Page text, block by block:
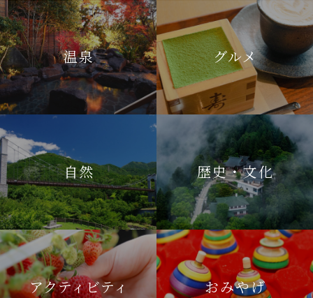
温泉 グルメ
自然 歴史・文化
アクティビティ おみやげ